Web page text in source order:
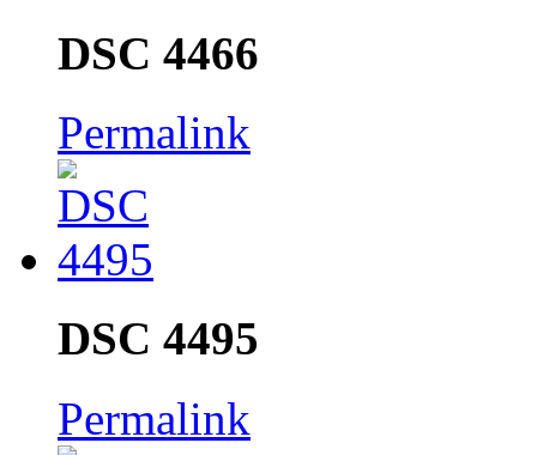
DSC 4466
Permalink
DSC 4495
Permalink